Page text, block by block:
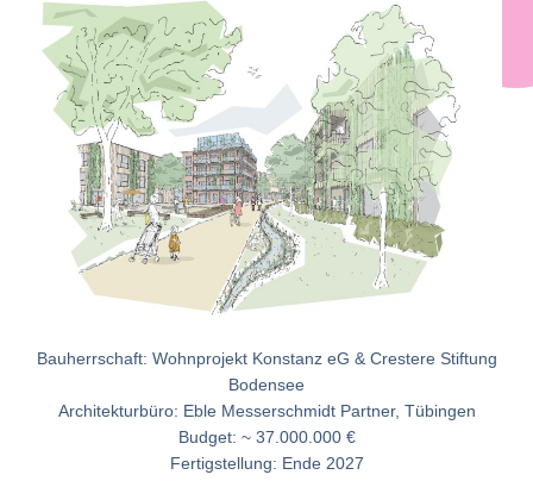
Bauherrschaft: Wohnprojekt Konstanz eG & Crestere Stiftung
Bodensee
Architekturbüro: Eble Messerschmidt Partner, Tübingen
Budget: ~ 37.000.000 €
Fertigstellung: Ende 2027